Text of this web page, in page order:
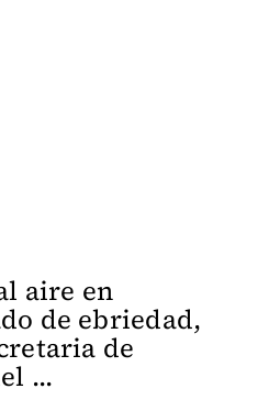
aire en
de ebriedad,
de
...